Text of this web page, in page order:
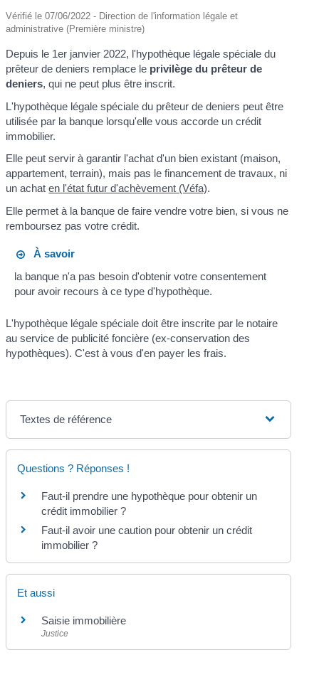
Vérifié le 07/06/2022 - Direction de l'information légale et
administrative (Première ministre)
Depuis le 1er janvier 2022, l'hypothèque légale spéciale du
prêteur de deniers remplace le privilège du prêteur de
deniers, qui ne peut plus être inscrit.
L'hypothèque légale spéciale du prêteur de deniers peut être
utilisée par la banque lorsqu'elle vous accorde un crédit
immobilier.
Elle peut servir à garantir l'achat d'un bien existant (maison,
appartement, terrain), mais pas le financement de travaux, ni
un achaten l'état futur d'achèvement (Véfa).
Elle permet à la banque de faire vendre votre bien, si vous ne
remboursez pas votre crédit.
À savoir
la banque n'a pas besoin d'obtenir votre consentement
pour avoir recours à ce type d'hypothèque.
L'hypothèque légale spéciale doit être inscrite par le notaire
au service de publicité foncière (ex-conservation des
hypothèques). C'est à vous d'en payer les frais.
Textes de référence
Questions ? Réponses !
Faut-il prendre une hypothèque pour obtenir un
crédit immobilier ?
Faut-il avoir une caution pour obtenir un crédit
immobilier ?
Et aussi
Saisie immobilière
Justice